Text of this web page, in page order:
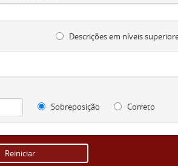
Descrições em níveis
Sobreposição
Correto